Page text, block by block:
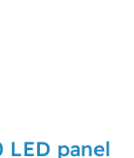
LED panel